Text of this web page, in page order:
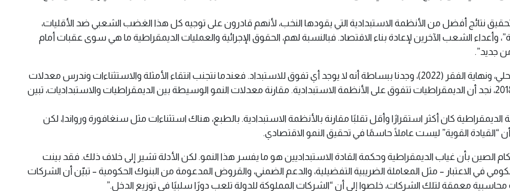
نتائج أفضل من الأنظمة الاستبدادية التي يقودها النخب، لأنهم قادرون على توجيه كل هذا الغضب الشعبي ضد الأقليات،
وأعداء الشعب الآخرين لإعادة بناء الاقتصاد. فبالنسبة لهم، الحقوق الإجرائية والعمليات الديمقراطية ما هي سوى عقبات أمام
جديد”.
في كتابي المشترك مع مات وارنر، التنمية بكرامة: تقرير المصير، التمكين المحلي، ونهاية الفقر (2022)، وجدنا ببساطة أنه لا يوجد أي تفوق للاستبداد. فعندما نتجنب انتقاء الأمثلة والاستثناءات وندرس معدلات
نمو الناتج المحلي الإجمالي الوسيط لكل البلدان المتاحة بياناتها بين 1960 و2018، نجد أن الديمقراطيات تتفوق على الأنظمة الاستبدادية. مقارنة معدلات النمو الوسيطة بين الديمقراطيات والاستبداديات، تبين
كان أكثر استقرارًا وأقل تقلبًا مقارنة بالأنظمة الاستبدادية. بالطبع، هناك استثناءات مثل سنغافورة ورواندا، لكن
“القيادة القوية” ليست عاملًا حاسمًا في تحقيق النمو الاقتصادي.
بأن غياب الديمقراطية وحكمة القادة الاستبداديين هو ما يفسر هذا النمو. لكن الأدلة تشير إلى خلاف ذلك. فقد بينت
بعد أخذ الإعانات والدعم الحكومي في الاعتبار – مثل المعاملة الضريبية التفضيلية، والدعم الضمني، والقروض المدعومة من البنوك الحكومية – تبيّن أن الشركات
محاسبية معمقة لتلك الشركات، خلصوا إلى أن “الشركات المملوكة للدولة تلعب دورًا سلبيًا في توزيع الدخل.”